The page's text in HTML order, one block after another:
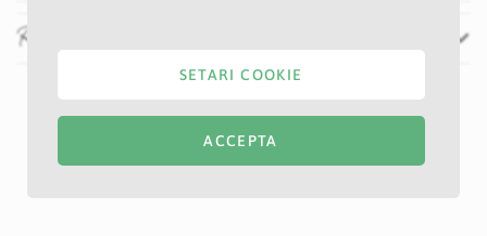
Recenzii
ACCEPTA
SETARI COOKIE